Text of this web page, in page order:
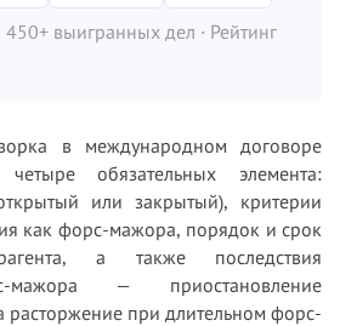
450+ выигранных дел · Рейтинг
в международном договоре
обязательных элемента:
или закрытый), критерии
как форс-мажора, порядок и срок
а также последствия
мажора — приостановление
расторжение при длительном форс-